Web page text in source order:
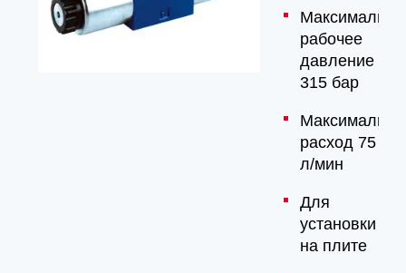
рабочее
давление
315 бар
расход 75
л/мин
Для
установки
на плите